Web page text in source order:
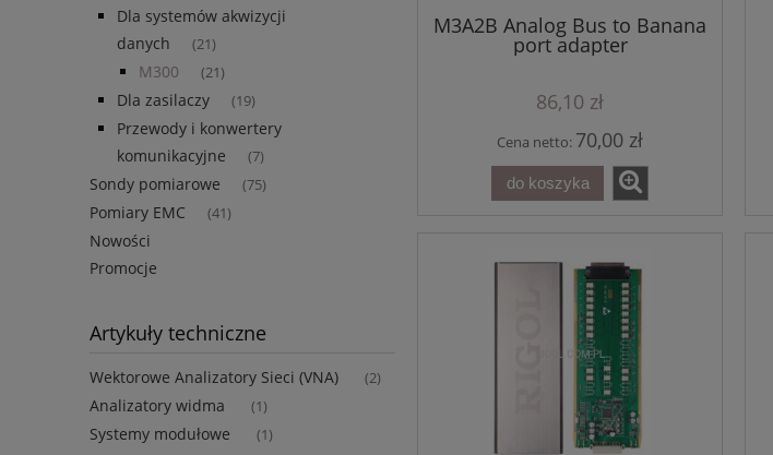
Dla systemów akwizycji
danych
(21)
M300 (21)
Dla zasilaczy (19)
Przewody i konwertery
komunikacyjne
(7)
Sondy pomiarowe (75)
Pomiary EMC (41)
Nowości
Promocje
Artykuły techniczne
Wektorowe Analizatory Sieci (VNA) (2)
Analizatory widma (1)
Systemy modułowe (1)
M3A2B Analog Bus to Banana
port adapter
86,10 zł
Cena netto: 70,00 zł
do koszyka